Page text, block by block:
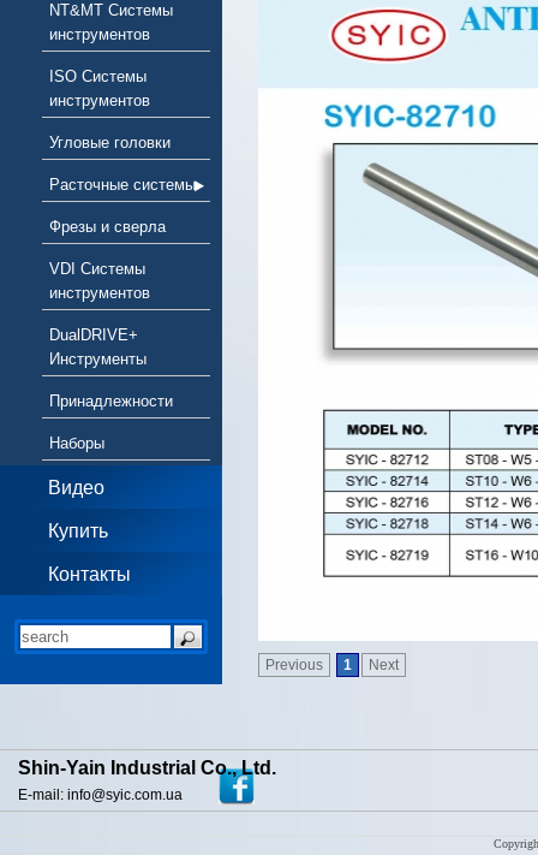
NT&MT Системы
инструментов
ISO Системы
инструментов
Угловые головки
Расточные системы
Фрезы и сверла
VDI Системы
инструментов
DualDRIVE+
Инструменты
Принадлежности
Наборы
Видео
Купить
Контакты
Previous 1 Next
Shin-Yain Industrial Co., Ltd.
E-mail: info@syic.com.ua